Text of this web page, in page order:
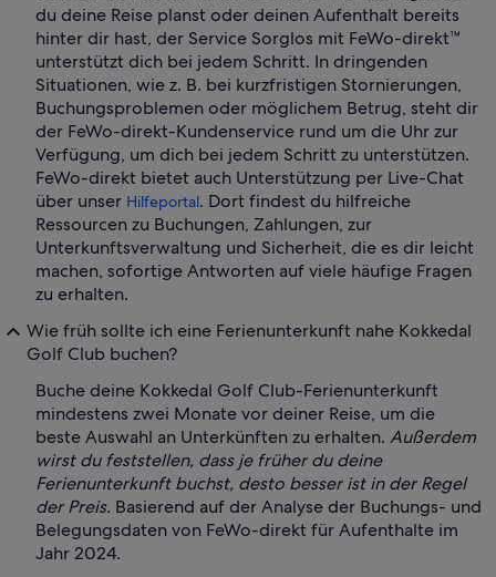
du deine Reise planst oder deinen Aufenthalt bereits
hinter dir hast, der Service Sorglos mit FeWo-direkt™
unterstützt dich bei jedem Schritt. In dringenden
Situationen, wie z. B. bei kurzfristigen Stornierungen,
Buchungsproblemen oder möglichem Betrug, steht dir
der FeWo-direkt-Kundenservice rund um die Uhr zur
Verfügung, um dich bei jedem Schritt zu unterstützen.
FeWo-direkt bietet auch Unterstützung per Live-Chat
über unser Hilfeportal. Dort findest du hilfreiche
Ressourcen zu Buchungen, Zahlungen, zur
Unterkunftsverwaltung und Sicherheit, die es dir leicht
machen, sofortige Antworten auf viele häufige Fragen
zu erhalten.
Wie früh sollte ich eine Ferienunterkunft nahe Kokkedal
Golf Club buchen?
Buche deine Kokkedal Golf Club-Ferienunterkunft
mindestens zwei Monate vor deiner Reise, um die
beste Auswahl an Unterkünften zu erhalten. Außerdem
wirst du feststellen, dass je früher du deine
Ferienunterkunft buchst, desto besser ist in der Regel
der Preis. Basierend auf der Analyse der Buchungs- und
Belegungsdaten von FeWo-direkt für Aufenthalte im
Jahr 2024.